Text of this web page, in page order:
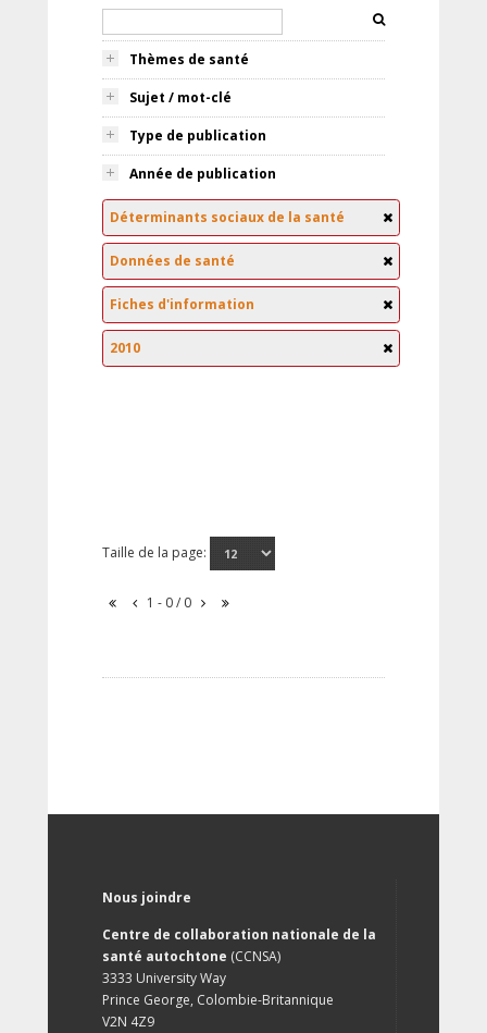
Thèmes de santé
Sujet / mot-clé
Type de publication
Année de publication
Déterminants sociaux de la santé
Données de santé
Fiches d'information
2010
Taille de la page:
1 - 0 / 0
Nous joindre
Centre de collaboration nationale de la
santé autochtone (CCNSA)
3333 University Way
Prince George, Colombie-Britannique
V2N 4Z9